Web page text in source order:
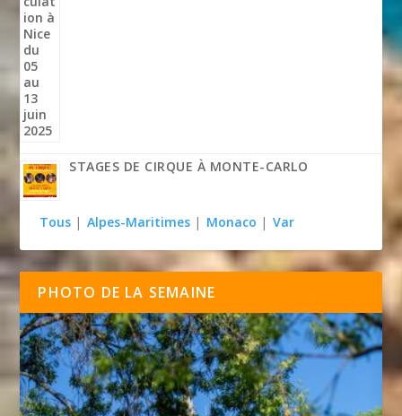
STAGES DE CIRQUE À MONTE-CARLO
Tous | Alpes-Maritimes | Monaco | Var
PHOTO DE LA SEMAINE